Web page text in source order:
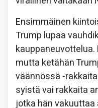
Ensimmäinen
Trump lupaa
mutta ketähän
väännössä -
syistä vai rakkaita
jotka hän